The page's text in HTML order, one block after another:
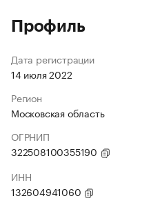
Профиль
Дата регистрации
14 июля 2022
Регион
Московская область
ОГРНИП
322508100355190
ИНН
132604941060